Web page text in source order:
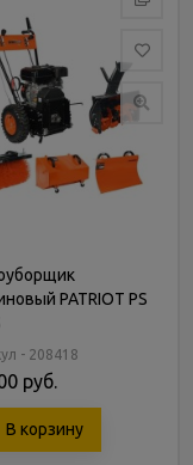
PATRIOT PS
- 208418
руб.
В корзину